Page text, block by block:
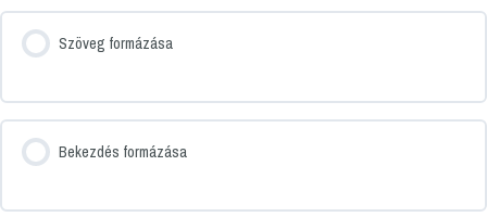
Szöveg formázása
Bekezdés formázása